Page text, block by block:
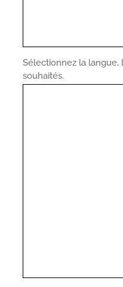
Sélectionnez la langue,
souhaités.